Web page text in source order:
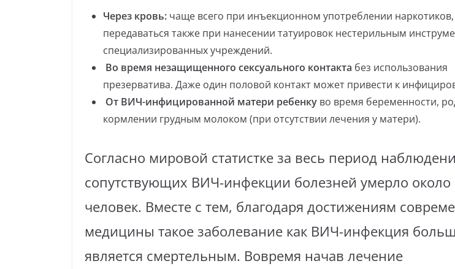
Через кровь: чаще всего при инъекционном употреблении
передаваться также при нанесении татуировок нестерильным
специализированных учреждений.
Во время незащищенного сексуального контакта без использования
презерватива. Даже один половой контакт может привести к
От ВИЧ-инфицированной матери ребенку во время беременности,
кормлении грудным молоком (при отсутствии лечения у матери).
Согласно мировой статистке за весь период
сопутствующих ВИЧ-инфекции болезней умерло
человек. Вместе с тем, благодаря достижениям
медицины такое заболевание как ВИЧ-инфекция
является смертельным. Вовремя начав лечение